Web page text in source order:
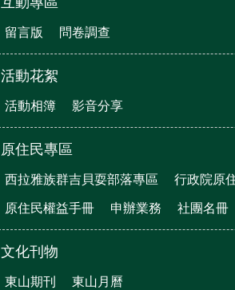
留言版 問卷調查
活動花絮
活動相簿 影音分享
原住民專區
西拉雅族群吉貝耍部落專區 行政院原
原住民權益手冊 申辦業務 社團名冊
文化刊物
東山期刊 東山月曆